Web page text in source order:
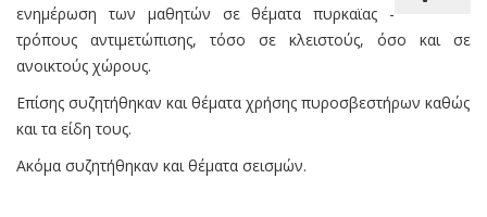
ενημέρωση των μαθητών σε θέματα πυρκαϊας -
τρόπους αντιμετώπισης, τόσο σε κλειστούς, όσο και σε
ανοικτούς χώρους.
Επίσης συζητήθηκαν και θέματα χρήσης πυροσβεστήρων καθώς
και τα είδη τους.
Ακόμα συζητήθηκαν και θέματα σεισμών.